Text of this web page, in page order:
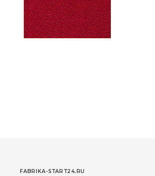
FABRIKA-START24.RU